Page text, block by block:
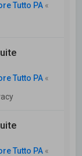
Tutto PA «
Tutto PA «
Tutto PA «